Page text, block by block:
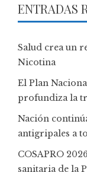
ENTRADAS
Salud crea un
Nicotina
El Plan
profundiza la
Nación
antigripales a
COSAPRO
sanitaria de la